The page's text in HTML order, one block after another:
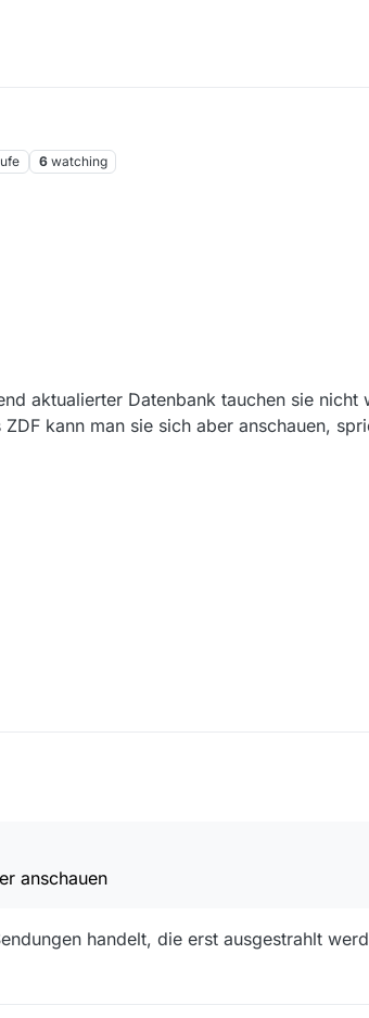
6 watching
aktualierter Datenbank tauchen sie nicht
kann man sie sich aber anschauen,
aktualierter Datenbank tauchen sie nicht
sie sich aber anschauen, sprich sie müssten
anschauen
handelt, die erst ausgestrahlt